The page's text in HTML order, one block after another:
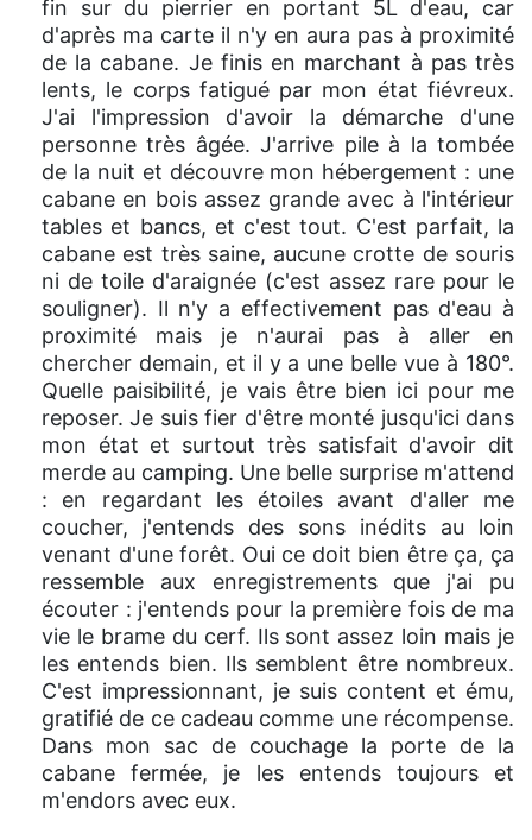
fin sur du pierrier en portant 5L d'eau, car
d'après ma carte il n'y en aura pas à proximité
de la cabane. Je finis en marchant à pas très
lents, le corps fatigué par mon état fiévreux.
J'ai l'impression d'avoir la démarche d'une
personne très âgée. J'arrive pile à la tombée
de la nuit et découvre mon hébergement : une
cabane en bois assez grande avec à l'intérieur
tables et bancs, et c'est tout. C'est parfait, la
cabane est très saine, aucune crotte de souris
ni de toile d'araignée (c'est assez rare pour le
souligner). Il n'y a effectivement pas d'eau à
proximité mais je n'aurai pas à aller en
chercher demain, et il y a une belle vue à 180°.
Quelle paisibilité, je vais être bien ici pour me
reposer. Je suis fier d'être monté jusqu'ici dans
mon état et surtout très satisfait d'avoir dit
merde au camping. Une belle surprise m'attend
: en regardant les étoiles avant d'aller me
coucher, j'entends des sons inédits au loin
venant d'une forêt. Oui ce doit bien être ça, ça
ressemble aux enregistrements que j'ai pu
écouter : j'entends pour la première fois de ma
vie le brame du cerf. Ils sont assez loin mais je
les entends bien. Ils semblent être nombreux.
C'est impressionnant, je suis content et ému,
gratifié de ce cadeau comme une récompense.
Dans mon sac de couchage la porte de la
cabane fermée, je les entends toujours et
m'endors avec eux.